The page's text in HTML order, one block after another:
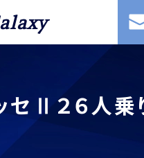
セⅡ２６人乗